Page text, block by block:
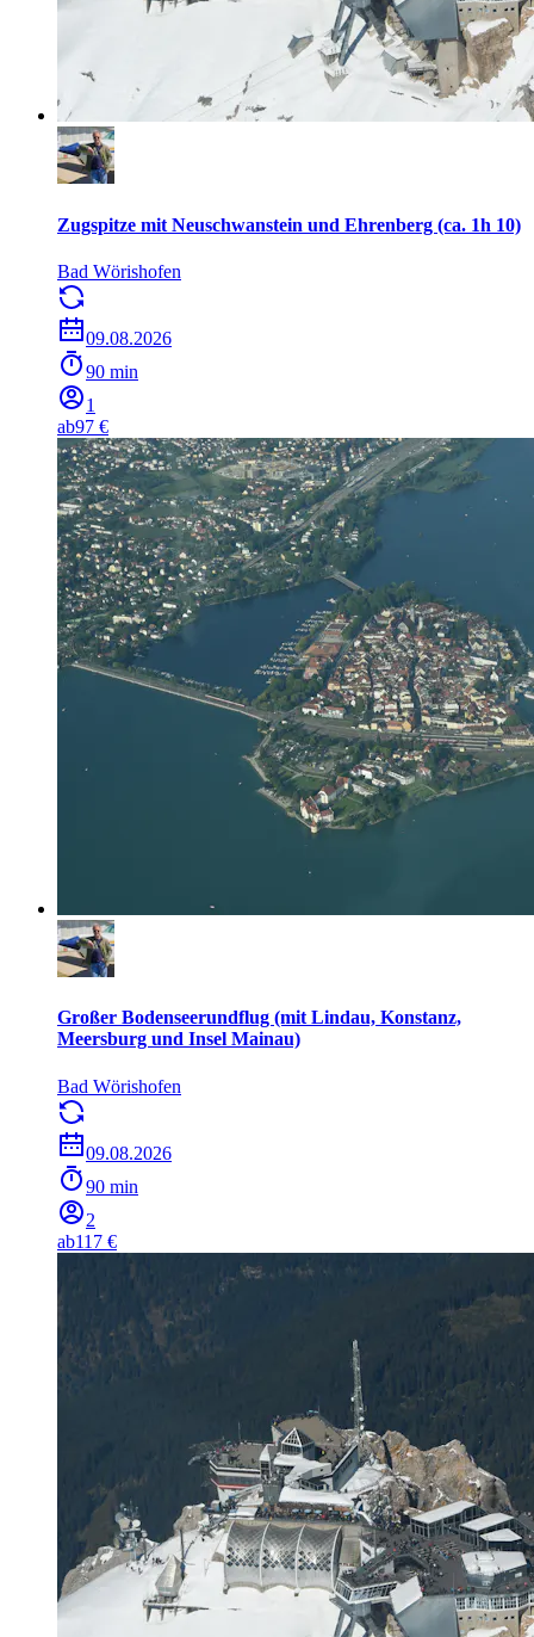
Zugspitze mit Neuschwanstein und Ehrenberg (ca. 1h 10)
Bad Wörishofen
09.08.2026
90 min
1
ab97 €
Großer Bodenseerundflug (mit Lindau, Konstanz,
Meersburg und Insel Mainau)
Bad Wörishofen
09.08.2026
90 min
2
ab117 €